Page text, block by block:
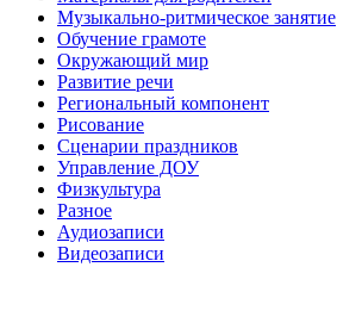
Музыкально-ритмическое занятие
Обучение грамоте
Окружающий мир
Развитие речи
Региональный компонент
Рисование
Сценарии праздников
Управление ДОУ
Физкультура
Разное
Аудиозаписи
Видеозаписи